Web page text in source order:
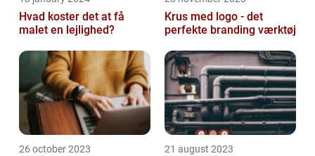
Hvad koster det at få
malet en lejlighed?
Krus med logo - det
perfekte branding værktøj
26 october 2023 21 august 2023